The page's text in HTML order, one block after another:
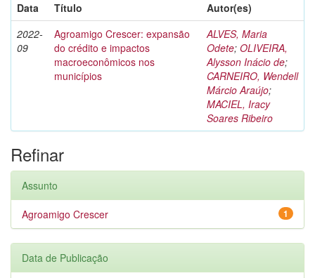
Data
Título
Autor(es)
2022-
09
Agroamigo Crescer: expansão
do crédito e impactos
macroeconômicos nos
municípios
ALVES, Maria
Odete; OLIVEIRA,
Alysson Inácio de;
CARNEIRO, Wendell
Márcio Araújo;
MACIEL, Iracy
Soares Ribeiro
Refinar
Assunto
1
Agroamigo Crescer
Data de Publicação